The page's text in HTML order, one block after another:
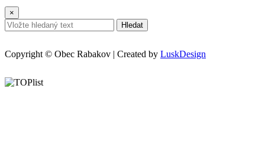
×
Hledat
Copyright © Obec Rabakov | Created by LuskDesign